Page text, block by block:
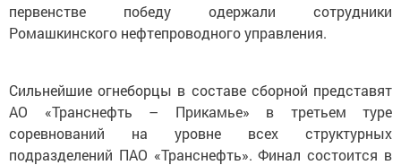
первенстве победу одержали сотрудники
Ромашкинского нефтепроводного управления.
Сильнейшие огнеборцы в составе сборной представят
АО «Транснефть – Прикамье» в третьем туре
соревнований на уровне всех структурных
подразделений ПАО «Транснефть». Финал состоится в